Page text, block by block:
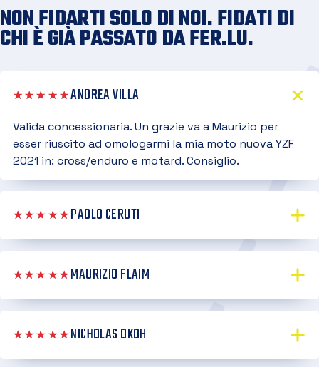
NON FIDARTI SOLO DI NOI. FIDATI DI
CHI È GIÀ PASSATO DA FER.LU.
★★★★★ANDREA VILLA
Valida concessionaria. Un grazie va a Maurizio per
esser riuscito ad omologarmi la mia moto nuova YZF
2021 in: cross/enduro e motard. Consiglio.
★★★★★PAOLO CERUTI
★★★★★MAURIZIO FLAIM
★★★★★NICHOLAS OKOH